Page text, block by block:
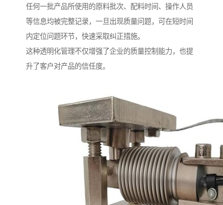
任何一批产品所使用的原料批次、配料时间、操作人员
等信息均被完整记录，一旦出现质量问题，可在短时间
内定位问题环节，快速采取纠正措施。
这种透明化管理不仅增强了企业的质量控制能力，也提
升了客户对产品的信任度。